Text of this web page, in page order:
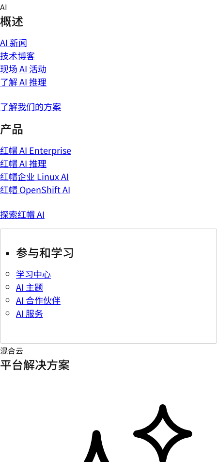
Skip
to
content
AI
概述
AI 新闻
技术博客
现场 AI 活动
了解 AI 推理
了解我们的方案
产品
红帽 AI Enterprise
红帽 AI 推理
红帽企业 Linux AI
红帽 OpenShift AI
探索红帽 AI
参与和学习
学习中心
AI 主题
AI 合作伙伴
AI 服务
混合云
平台解决方案